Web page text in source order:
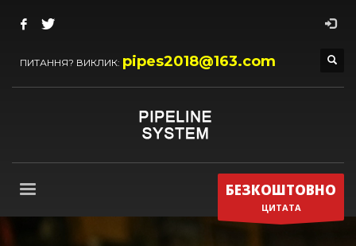
ПИТАННЯ? ВИКЛИК: pipes2018@163.com
БЕЗКОШТОВНО
ЦИТАТА